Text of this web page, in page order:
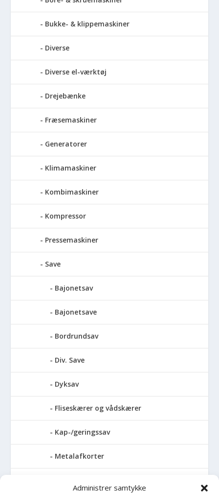
Administrer samtykke
Bukke- & klippemaskiner
Diverse
Diverse el-værktøj
Drejebænke
Fræsemaskiner
Generatorer
Klimamaskiner
Kombimaskiner
Kompressor
Pressemaskiner
Save
Bajonetsav
Bajonetsave
Bordrundsav
Div. Save
Dyksav
Fliseskærer og vådskærer
Kap-/geringssav
Metalafkorter